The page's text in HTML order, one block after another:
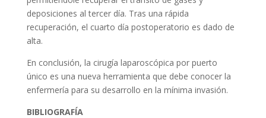
deposiciones al tercer día. Tras una rápida
recuperación, el cuarto día postoperatorio es dado de
alta.
En conclusión, la cirugía laparoscópica por puerto
único es una nueva herramienta que debe conocer la
enfermería para su desarrollo en la mínima invasión.
BIBLIOGRAFÍA